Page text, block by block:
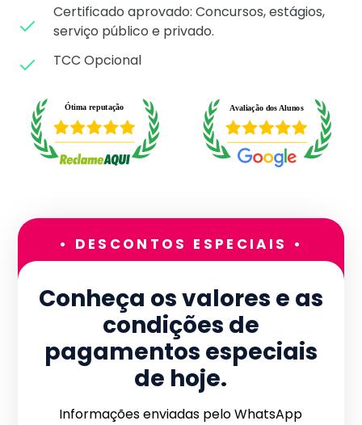
Certificado aprovado: Concursos, estágios,
serviço público e privado.
TCC Opcional
• DESCONTOS ESPECIAIS •
Conheça os valores e as
condições de
pagamentos especiais
de hoje.
Informações enviadas pelo WhatsApp